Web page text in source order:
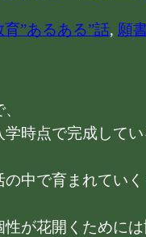
育”あるある”話, 願
学時点で完成して
の中で育まれてい
性が花開くために